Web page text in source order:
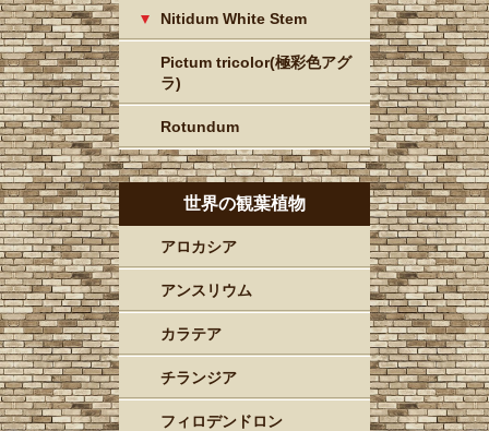
Nitidum White Stem
Pictum tricolor(極彩色アグ
ラ)
Rotundum
世界の観葉植物
アロカシア
アンスリウム
カラテア
チランジア
フィロデンドロン